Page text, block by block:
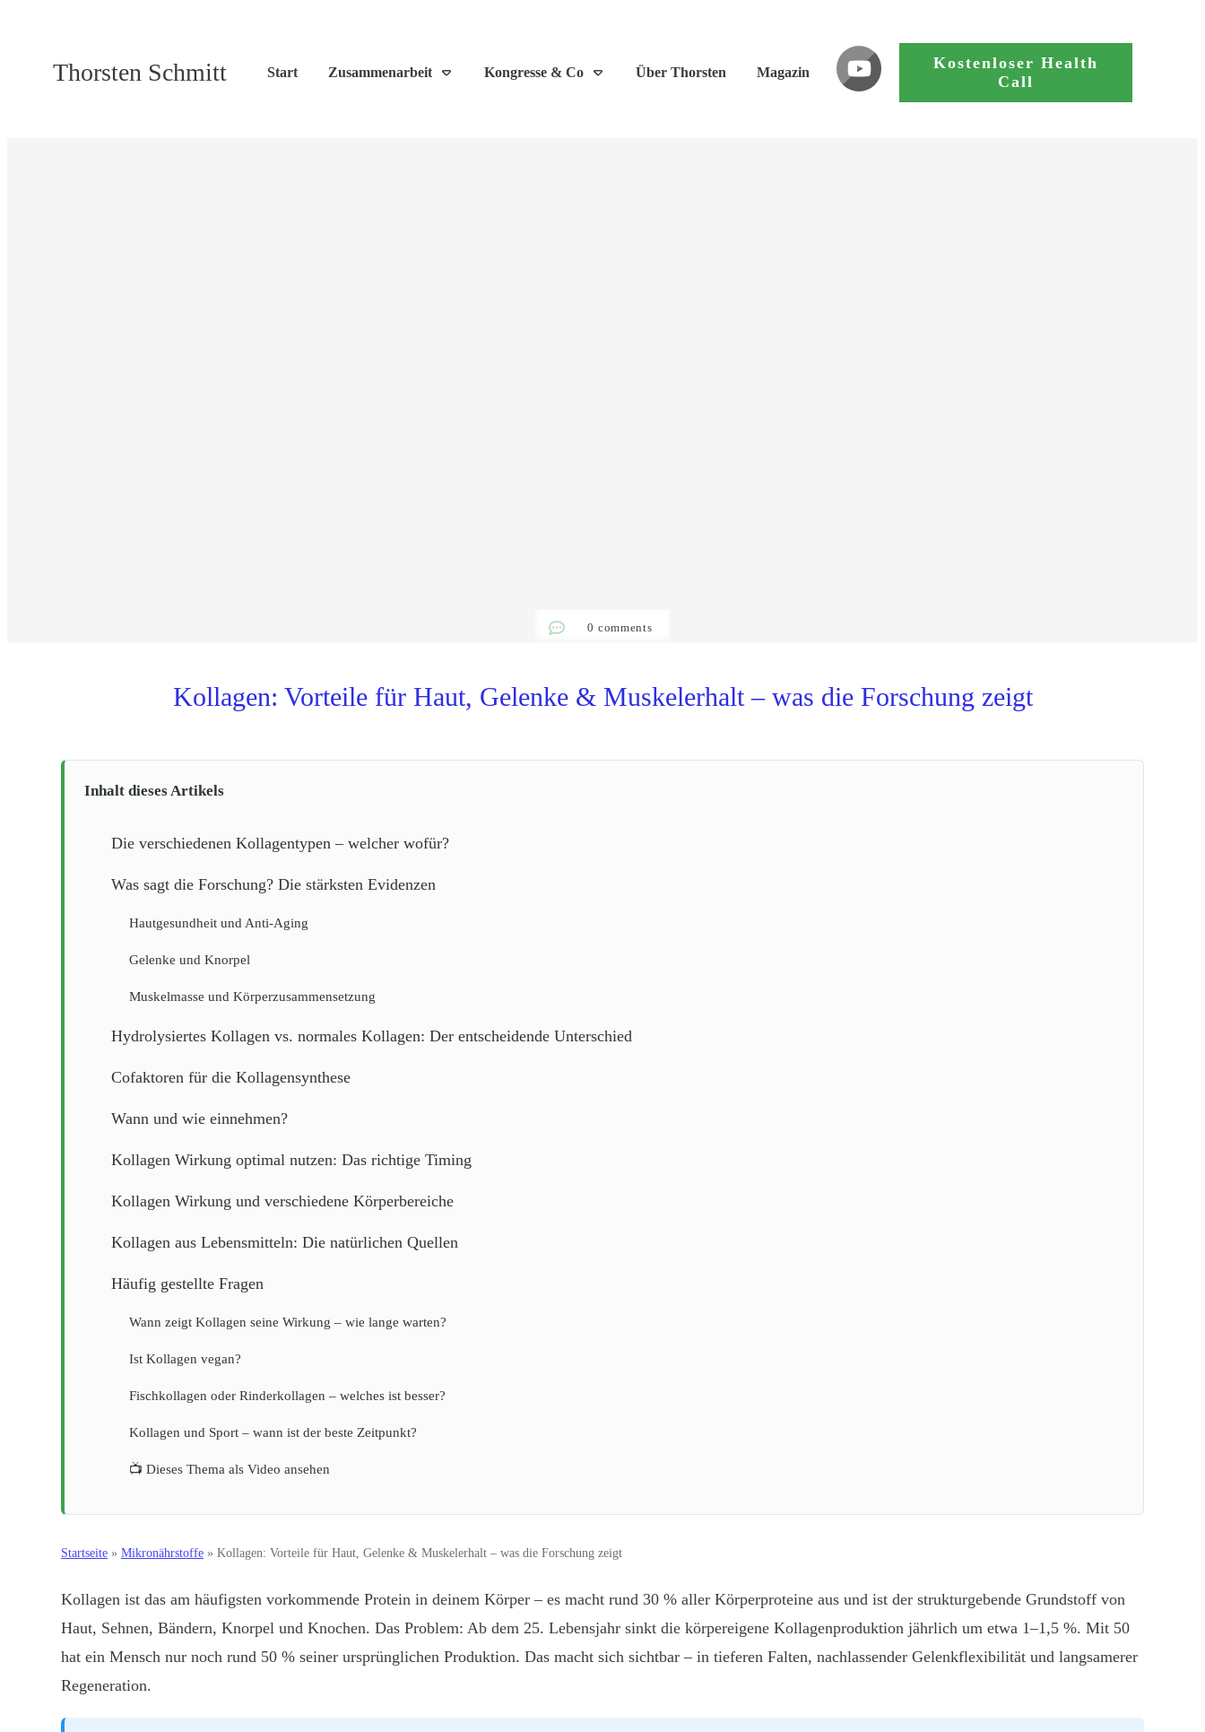
Thorsten Schmitt Start Zusammenarbeit Kongresse & Co Über Thorsten Magazin
Kostenloser Health
Call
0 comments
Kollagen: Vorteile für Haut, Gelenke & Muskelerhalt – was die Forschung zeigt
Inhalt dieses Artikels
Die verschiedenen Kollagentypen – welcher wofür?
Was sagt die Forschung? Die stärksten Evidenzen
Hautgesundheit und Anti-Aging
Gelenke und Knorpel
Muskelmasse und Körperzusammensetzung
Hydrolysiertes Kollagen vs. normales Kollagen: Der entscheidende Unterschied
Cofaktoren für die Kollagensynthese
Wann und wie einnehmen?
Kollagen Wirkung optimal nutzen: Das richtige Timing
Kollagen Wirkung und verschiedene Körperbereiche
Kollagen aus Lebensmitteln: Die natürlichen Quellen
Häufig gestellte Fragen
Wann zeigt Kollagen seine Wirkung – wie lange warten?
Ist Kollagen vegan?
Fischkollagen oder Rinderkollagen – welches ist besser?
Kollagen und Sport – wann ist der beste Zeitpunkt?
📺 Dieses Thema als Video ansehen
Startseite » Mikronährstoffe » Kollagen: Vorteile für Haut, Gelenke & Muskelerhalt – was die Forschung zeigt
Kollagen ist das am häufigsten vorkommende Protein in deinem Körper – es macht rund 30 % aller Körperproteine aus und ist der strukturgebende Grundstoff von
Haut, Sehnen, Bändern, Knorpel und Knochen. Das Problem: Ab dem 25. Lebensjahr sinkt die körpereigene Kollagenproduktion jährlich um etwa 1–1,5 %. Mit 50
hat ein Mensch nur noch rund 50 % seiner ursprünglichen Produktion. Das macht sich sichtbar – in tieferen Falten, nachlassender Gelenkflexibilität und langsamerer
Regeneration.